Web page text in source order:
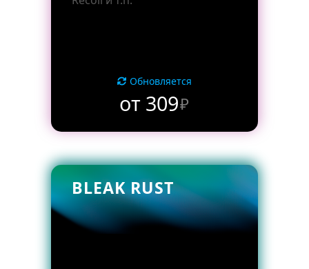
Обновляется
от 309₽
BLEAK RUST